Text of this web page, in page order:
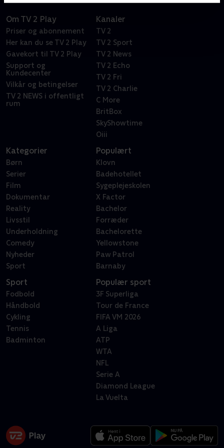
Om TV 2 Play
Priser og abonnement
Her kan du se TV 2 Play
Gavekort til TV 2 Play
Support og
Kundecenter
Vilkår og betingelser
TV 2 NEWS i offentligt
rum
Kanaler
TV 2
TV 2 Sport
TV 2 News
TV 2 Echo
TV 2 Fri
TV 2 Charlie
C More
BritBox
SkyShowtime
Oiii
Kategorier
Børn
Serier
Film
Dokumentar
Reality
Livsstil
Underholdning
Comedy
Nyheder
Sport
Populært
Klovn
Badehotellet
Sygeplejeskolen
X Factor
Bachelor
Forræder
Bachelorette
Yellowstone
Paw Patrol
Barnaby
Sport
Fodbold
Håndbold
Cykling
Tennis
Badminton
Populær sport
3F Superliga
Tour de France
FIFA VM 2026
A Liga
ATP
WTA
NFL
Serie A
Diamond League
La Vuelta